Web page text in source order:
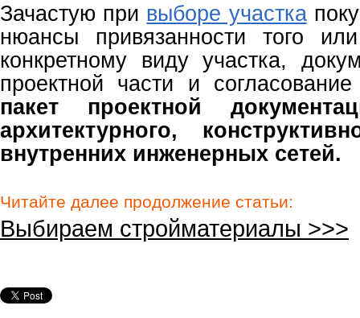
Зачастую при выборе участка
нюансы привязанности того
конкретному виду участка,
проектной части и
пакет проектной
архитектурного,
внутренних инженерных сетей.
Читайте далее продолжение статьи:
Выбираем стройматериалы >>>